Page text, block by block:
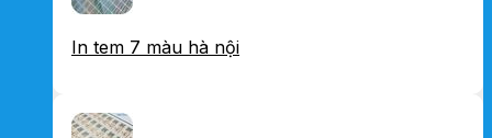
In tem 7 màu hà nội